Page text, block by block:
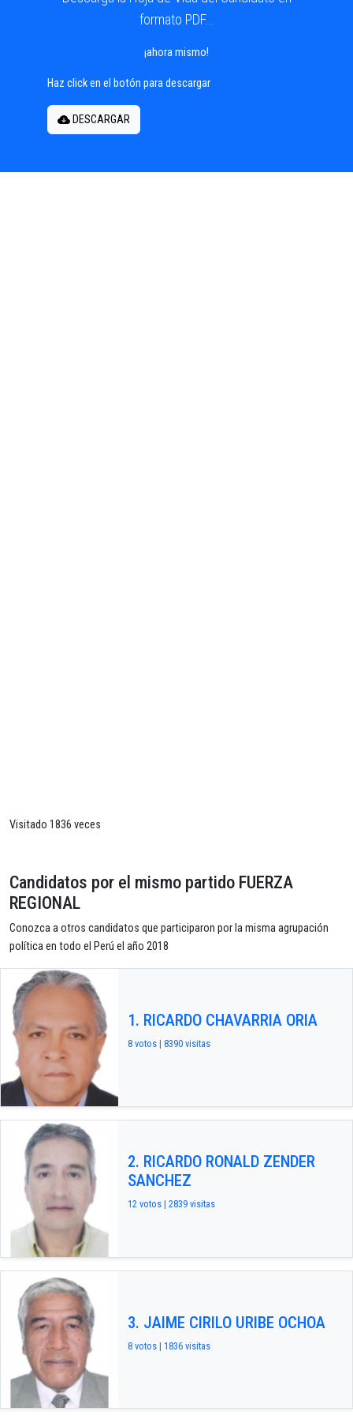
formato PDF...
¡ahora mismo!
Haz click en el botón para descargar
DESCARGAR
Visitado 1836 veces
Candidatos por el mismo partido FUERZA
REGIONAL
Conozca a otros candidatos que participaron por la misma agrupación
política en todo el Perú el año 2018
1. RICARDO CHAVARRIA ORIA
8 votos | 8390 visitas
2. RICARDO RONALD ZENDER
SANCHEZ
12 votos | 2839 visitas
3. JAIME CIRILO URIBE OCHOA
8 votos | 1836 visitas